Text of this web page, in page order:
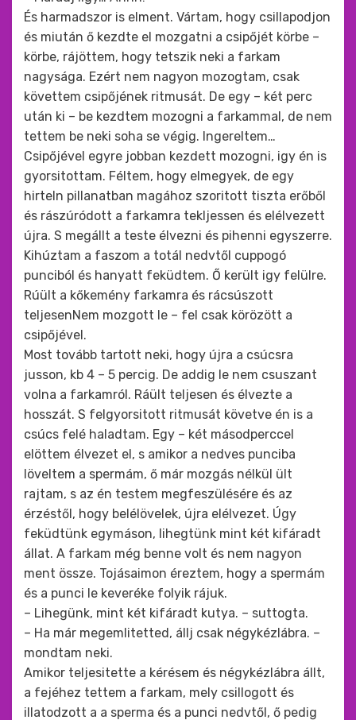
És harmadszor is elment. Vártam, hogy csillapodjon
és miután ő kezdte el mozgatni a csipőjét körbe –
körbe, rájöttem, hogy tetszik neki a farkam
nagysága. Ezért nem nagyon mozogtam, csak
követtem csipőjének ritmusát. De egy – két perc
után ki – be kezdtem mozogni a farkammal, de nem
tettem be neki soha se végig. Ingereltem…
Csipőjével egyre jobban kezdett mozogni, igy én is
gyorsitottam. Féltem, hogy elmegyek, de egy
hirteln pillanatban magához szoritott tiszta erőből
és rászúródott a farkamra tekljessen és elélvezett
újra. S megállt a teste élvezni és pihenni egyszerre.
Kihúztam a faszom a totál nedvtől cuppogó
punciból és hanyatt feküdtem. Ő került igy felülre.
Rúült a kőkemény farkamra és rácsúszott
teljesenNem mozgott le – fel csak körözött a
csipőjével.
Most tovább tartott neki, hogy újra a csúcsra
jusson, kb 4 – 5 percig. De addig le nem csuszant
volna a farkamról. Ráült teljesen és élvezte a
hosszát. S felgyorsitott ritmusát követve én is a
csúcs felé haladtam. Egy – két másodperccel
elöttem élvezet el, s amikor a nedves punciba
löveltem a spermám, ő már mozgás nélkül ült
rajtam, s az én testem megfeszülésére és az
érzéstől, hogy belélövelek, újra elélvezet. Úgy
feküdtünk egymáson, lihegtünk mint két kifáradt
állat. A farkam még benne volt és nem nagyon
ment össze. Tojásaimon éreztem, hogy a spermám
és a punci le keveréke folyik rájuk.
– Lihegünk, mint két kifáradt kutya. – suttogta.
– Ha már megemlitetted, állj csak négykézlábra. –
mondtam neki.
Amikor teljesitette a kérésem és négykézlábra állt,
a fejéhez tettem a farkam, mely csillogott és
illatodzott a a sperma és a punci nedvtől, ő pedig